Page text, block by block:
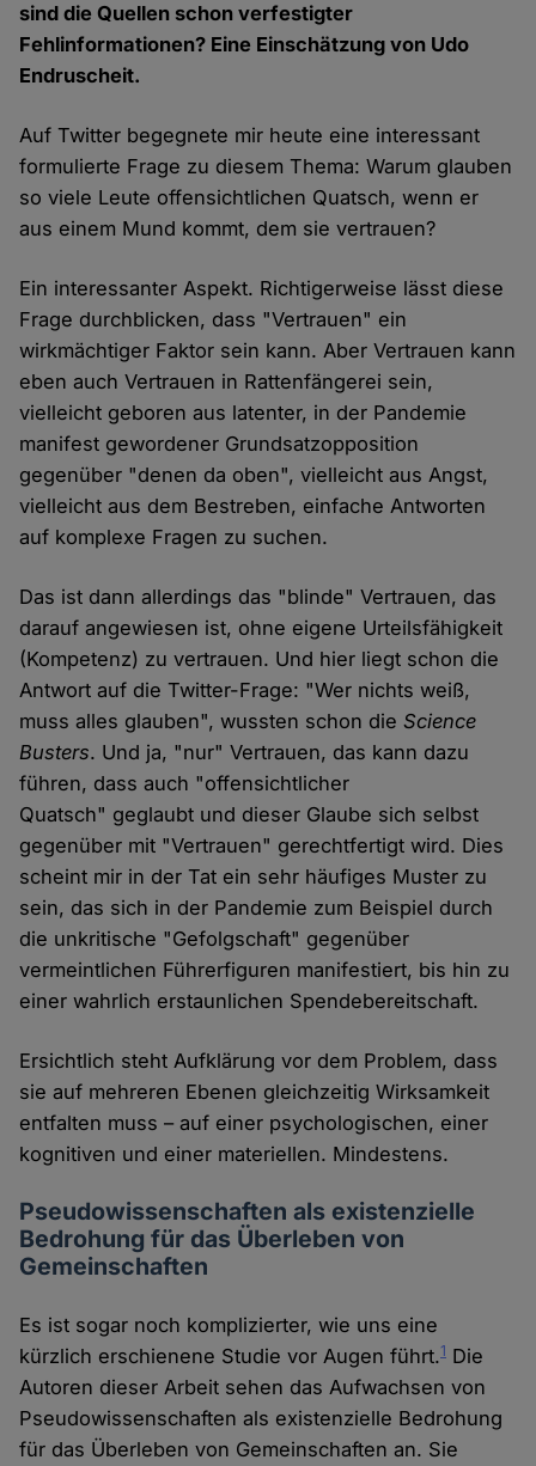
sind die Quellen schon verfestigter
Fehlinformationen? Eine Einschätzung von Udo
Endruscheit.
Auf Twitter begegnete mir heute eine interessant
formulierte Frage zu diesem Thema: Warum glauben
so viele Leute offensichtlichen Quatsch, wenn er
aus einem Mund kommt, dem sie vertrauen?
Ein interessanter Aspekt. Richtigerweise lässt diese
Frage durchblicken, dass "Vertrauen" ein
wirkmächtiger Faktor sein kann. Aber Vertrauen kann
eben auch Vertrauen in Rattenfängerei sein,
vielleicht geboren aus latenter, in der Pandemie
manifest gewordener Grundsatzopposition
gegenüber "denen da oben", vielleicht aus Angst,
vielleicht aus dem Bestreben, einfache Antworten
auf komplexe Fragen zu suchen.
Das ist dann allerdings das "blinde" Vertrauen, das
darauf angewiesen ist, ohne eigene Urteilsfähigkeit
(Kompetenz) zu vertrauen. Und hier liegt schon die
Antwort auf die Twitter-Frage: "Wer nichts weiß,
muss alles glauben", wussten schon dieScience
Busters. Und ja, "nur" Vertrauen, das kann dazu
führen, dass auch "offensichtlicher
Quatsch" geglaubt und dieser Glaube sich selbst
gegenüber mit "Vertrauen" gerechtfertigt wird. Dies
scheint mir in der Tat ein sehr häufiges Muster zu
sein, das sich in der Pandemie zum Beispiel durch
die unkritische "Gefolgschaft" gegenüber
vermeintlichen Führerfiguren manifestiert, bis hin zu
einer wahrlich erstaunlichen Spendebereitschaft.
Ersichtlich steht Aufklärung vor dem Problem, dass
sie auf mehreren Ebenen gleichzeitig Wirksamkeit
entfalten muss – auf einer psychologischen, einer
kognitiven und einer materiellen. Mindestens.
Pseudowissenschaften als existenzielle
Bedrohung für das Überleben von
Gemeinschaften
Es ist sogar noch komplizierter, wie uns eine
kürzlich erschienene Studie vor Augen führt.1 Die
Autoren dieser Arbeit sehen das Aufwachsen von
Pseudowissenschaften als existenzielle Bedrohung
für das Überleben von Gemeinschaften an. Sie